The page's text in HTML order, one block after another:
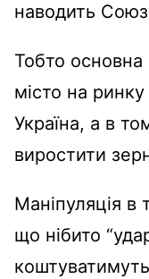
наводить Союз
Тобто
місто на
Україна, а в
виростити
Маніпуляція в
що нібито